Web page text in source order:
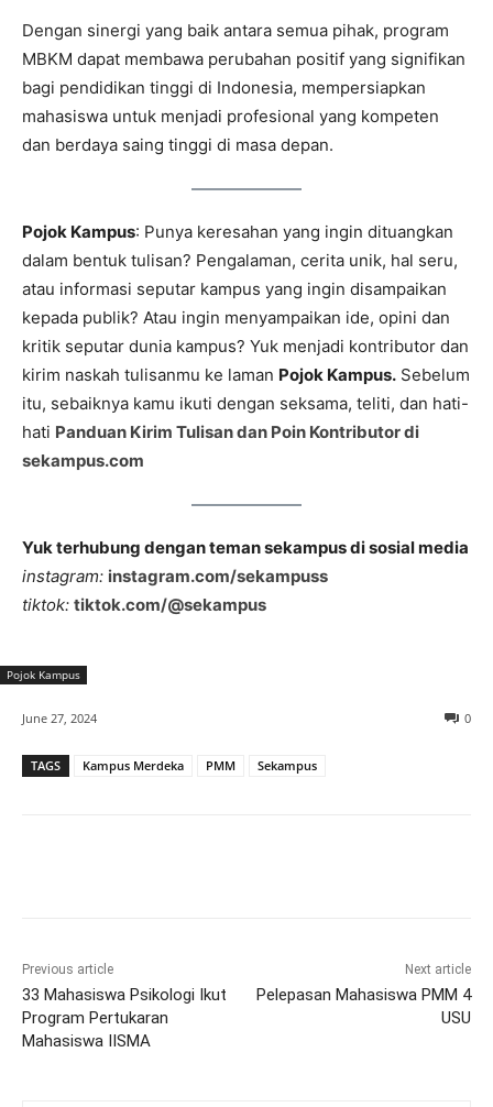
Dengan sinergi yang baik antara semua pihak, program
MBKM dapat membawa perubahan positif yang signifikan
bagi pendidikan tinggi di Indonesia, mempersiapkan
mahasiswa untuk menjadi profesional yang kompeten
dan berdaya saing tinggi di masa depan.
Pojok Kampus: Punya keresahan yang ingin dituangkan
dalam bentuk tulisan? Pengalaman, cerita unik, hal seru,
atau informasi seputar kampus yang ingin disampaikan
kepada publik? Atau ingin menyampaikan ide, opini dan
kritik seputar dunia kampus? Yuk menjadi kontributor dan
kirim naskah tulisanmu ke laman Pojok Kampus. Sebelum
itu, sebaiknya kamu ikuti dengan seksama, teliti, dan hati-
hati Panduan Kirim Tulisan dan Poin Kontributor di
sekampus.com
Yuk terhubung dengan teman sekampus di sosial media
instagram: instagram.com/sekampuss
tiktok: tiktok.com/@sekampus
Pojok Kampus
0
June 27, 2024
TAGS Kampus Merdeka PMM Sekampus
Previous article
33 Mahasiswa Psikologi Ikut
Program Pertukaran
Mahasiswa IISMA
Next article
Pelepasan Mahasiswa PMM 4
USU